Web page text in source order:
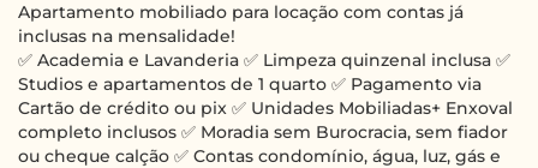
Apartamento mobiliado para locação com contas já
inclusas na mensalidade!
✅ Academia e Lavanderia ✅ Limpeza quinzenal inclusa ✅
Studios e apartamentos de 1 quarto ✅ Pagamento via
Cartão de crédito ou pix ✅ Unidades Mobiliadas+ Enxoval
completo inclusos ✅ Moradia sem Burocracia, sem fiador
ou cheque calção ✅ Contas condomínio, água, luz, gás e